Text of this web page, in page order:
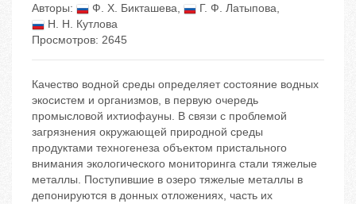
Авторы:
Ф. Х. Бикташева, Г. Ф. Латыпова,
Н. Н. Кутлова
Просмотров: 2645
Качество водной среды определяет состояние водных
экосистем и организмов, в первую очередь
промысловой ихтиофауны. В связи с проблемой
загрязнения окружающей природной среды
продуктами техногенеза объектом пристального
внимания экологического мониторинга стали тяжелые
металлы. Поступившие в озеро тяжелые металлы в
депонируются в донных отложениях, часть их